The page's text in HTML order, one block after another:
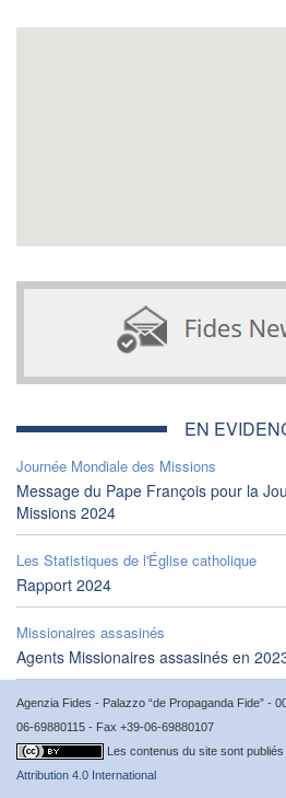
EN
Journée Mondiale des Missions
Message du Pape François pour la
Missions 2024
Les Statistiques de l'Église catholique
Rapport 2024
Missionaires assasinés
Agents Missionaires assasinés en
Agenzia Fides - Palazzo “de Propaganda Fide” -
06-69880115 - Fax +39-06-69880107
Les contenus du site sont
Attribution 4.0 International